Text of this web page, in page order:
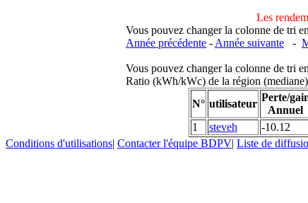
Les
Vous pouvez changer la colonne de tri
Année précédente - Année suivante -
Vous pouvez changer la colonne de tri
Ratio (kWh/kWc) de la région
N° utilisateur
Perte/
Annuel
1
steveh -10.12
Conditions d'utilisations| Contacter l'équipe BDPV| Liste de